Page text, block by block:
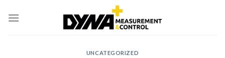
UNCATEGORIZED